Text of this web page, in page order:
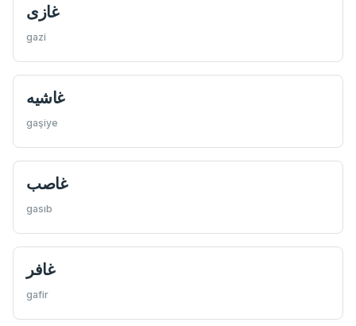
غازی
gazi
غاشيه
gaşiye
غاصب
gasıb
غافر
gafir